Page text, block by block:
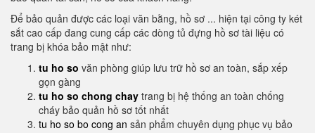
Để bảo quản được các loại văn bằng, hồ sơ ... hiện tại công ty két
sắt cao cấp đang cung cấp các dòng tủ đựng hồ sơ tài liệu có
trang bị khóa bảo mật như:
tu ho so văn phòng giúp lưu trữ hồ sơ an toàn, sắp xếp
gọn gàng
tu ho so chong chay trang bị hệ thống an toàn chống
cháy bảo quản hồ sơ tốt nhất
tu ho so bo cong an sản phẩm chuyên dụng phục vụ bảo